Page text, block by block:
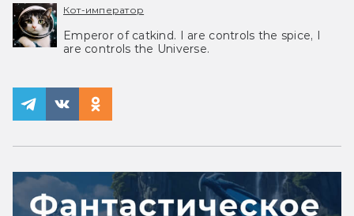
Кот-император
Emperor of catkind. I are controls the spice, I
are controls the Universe.